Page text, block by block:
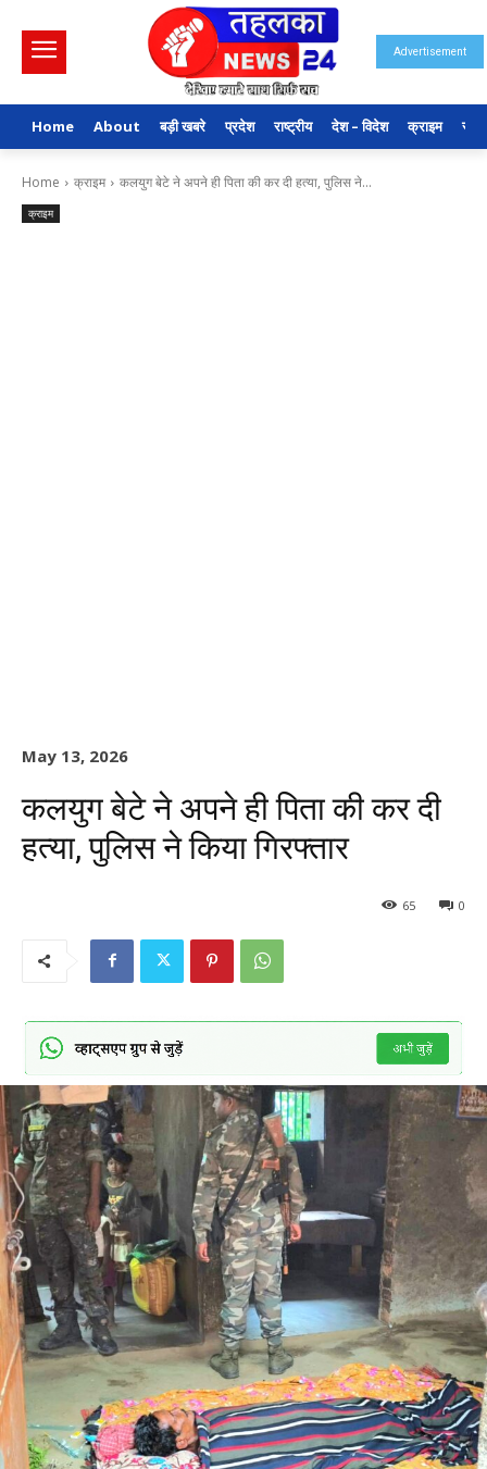
Advertisement
Home About बड़ी खबरे प्रदेश राष्ट्रीय देश – विदेश क्राइम
Home क्राइम कलयुग बेटे ने अपने ही पिता की कर दी हत्या, पुलिस ने...
क्राइम
May 13, 2026
कलयुग बेटे ने अपने ही पिता की कर दी
हत्या, पुलिस ने किया गिरफ्तार
0
65